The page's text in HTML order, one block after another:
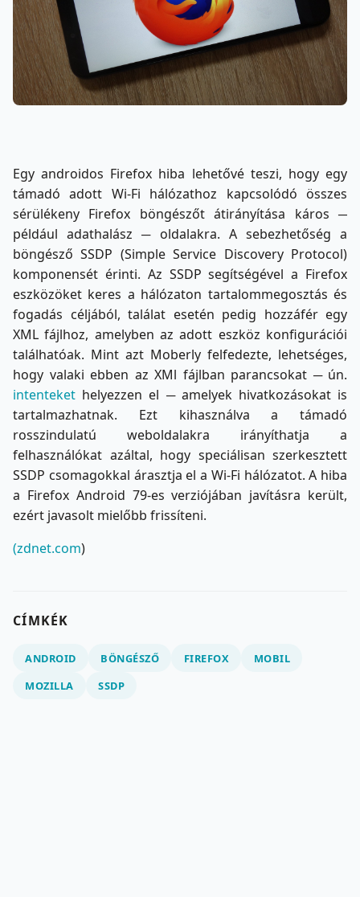
Egy androidos Firefox hiba lehetővé teszi, hogy egy
támadó adott Wi-Fi hálózathoz kapcsolódó összes
sérülékeny Firefox böngészőt átirányítása káros ─
például adathalász ─ oldalakra. A sebezhetőség a
böngésző SSDP (Simple Service Discovery Protocol)
komponensét érinti. Az SSDP segítségével a Firefox
eszközöket keres a hálózaton tartalommegosztás és
fogadás céljából, találat esetén pedig hozzáfér egy
XML fájlhoz, amelyben az adott eszköz konfigurációi
találhatóak. Mint azt Moberly felfedezte, lehetséges,
hogy valaki ebben az XMl fájlban parancsokat ─ ún.
intenteket helyezzen el ─ amelyek hivatkozásokat is
tartalmazhatnak. Ezt kihasználva a támadó
rosszindulatú weboldalakra irányíthatja a
felhasználókat azáltal, hogy speciálisan szerkesztett
SSDP csomagokkal árasztja el a Wi-Fi hálózatot. A hiba
a Firefox Android 79-es verziójában javításra került,
ezért javasolt mielőbb frissíteni.
(zdnet.com)
CÍMKÉK
ANDROID BÖNGÉSZŐ FIREFOX
MOBIL
MOZILLA
SSDP